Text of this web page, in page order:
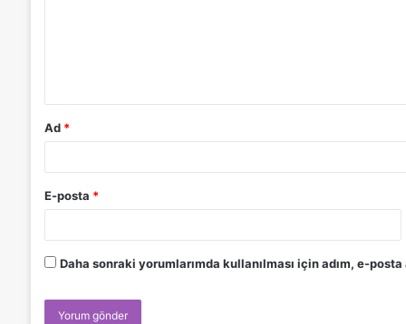
Ad *
E-posta *
Daha sonraki yorumlarımda kullanılması için adım, e-